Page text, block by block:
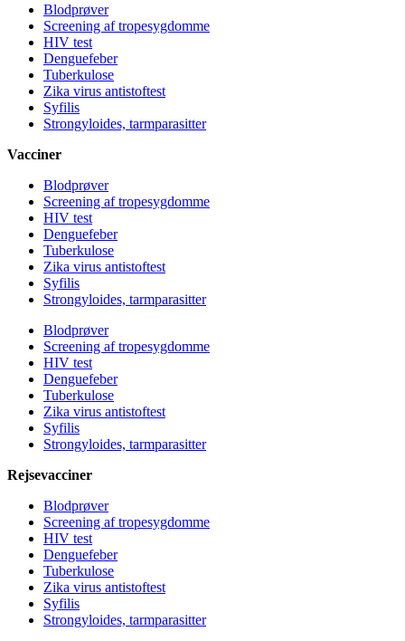
Blodprøver
Screening af tropesygdomme
HIV test
Denguefeber
Tuberkulose
Zika virus antistoftest
Syfilis
Strongyloides, tarmparasitter
Vacciner
Blodprøver
Screening af tropesygdomme
HIV test
Denguefeber
Tuberkulose
Zika virus antistoftest
Syfilis
Strongyloides, tarmparasitter
Blodprøver
Screening af tropesygdomme
HIV test
Denguefeber
Tuberkulose
Zika virus antistoftest
Syfilis
Strongyloides, tarmparasitter
Rejsevacciner
Blodprøver
Screening af tropesygdomme
HIV test
Denguefeber
Tuberkulose
Zika virus antistoftest
Syfilis
Strongyloides, tarmparasitter